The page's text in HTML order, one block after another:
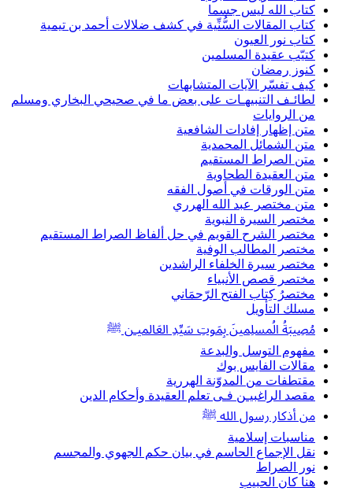
كتاب الله ليس جسما
كتاب المقالات السُّنِّية في كشف ضلالات أحمد بن تيمية
كتاب نور العيون
كتيّب عقيدة المسلمين
كنوز رمضان
كيف تفسّر الآيات المتشابهات
لطائـف التنبيهـات على بعض ما في صحيحي البخاري ومسلم
من الروايات
متن إظهار إفادات الشافعية
متن الشمائل المحمدية
متن الصراط المستقيم
متن العقيدة الطحاوية
متن الورقات في أصول الفقه
متن مختصر عبد الله الهرري
مختصر السيرة النبوية
مختصر الشرح القويم في حل ألفاظ الصراط المستقيم
مختصر المطالب الوفية
مختصر سيرة الخلفاء الراشدين
مختصر قصص الأنبياء
مختصرُ كِتاب الفتح الرّحمَاني
مسلك التأويل
مُصِيبَةُ الُمسلِمينَ بِمَوتِ سَيِّدِ العَالميـن ﷺ
مفهوم التوسل والبدعة
مقالات الفايس بوك
مقتطفات من المدوّنة الهررية
مقصد الراغبيـن فـى تعلم العقيدة وأحكام الدين
من أذكار رسول الله ﷺ
مناسبات إسلامية
نقل الإجماع الحاسم في بيان حكم الجهوي والمجسم
نور الصراط
هنا كان الحبيب